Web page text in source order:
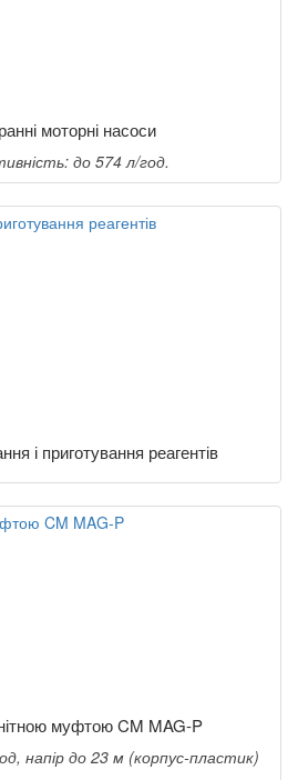
моторні насоси
до 574 л/год.
і приготування реагентів
муфтою CM MAG-P
напір до 23 м (корпус-пластик)